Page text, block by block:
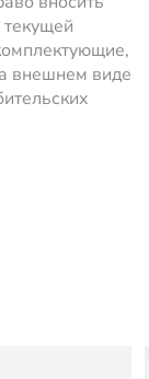
внешнем виде